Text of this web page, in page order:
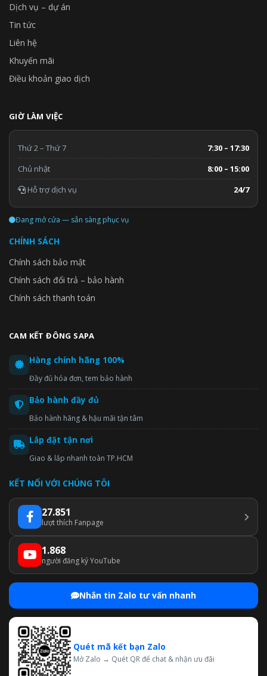
Dịch vụ – dự án
Tin tức
Liên hệ
Khuyến mãi
Điều khoản giao dịch
GIỜ LÀM VIỆC
Thứ 2 – Thứ 7
7:30 – 17:30
Chủ nhật
8:00 – 15:00
Hỗ trợ dịch vụ
24/7
Đang mở cửa — sẵn sàng phục vụ
CHÍNH SÁCH
Chính sách bảo mật
Chính sách đổi trả – bảo hành
Chính sách thanh toán
CAM KẾT ĐÔNG SAPA
Hàng chính hãng 100%
Đầy đủ hóa đơn, tem bảo hành
Bảo hành đầy đủ
Bảo hành hãng & hậu mãi tận tâm
Lắp đặt tận nơi
Giao & lắp nhanh toàn TP.HCM
KẾT NỐI VỚI CHÚNG TÔI
27.851
lượt thích Fanpage
1.868
người đăng ký YouTube
Nhắn tin Zalo tư vấn nhanh
Quét mã kết bạn Zalo
Mở Zalo → Quét QR để chat & nhận ưu đãi